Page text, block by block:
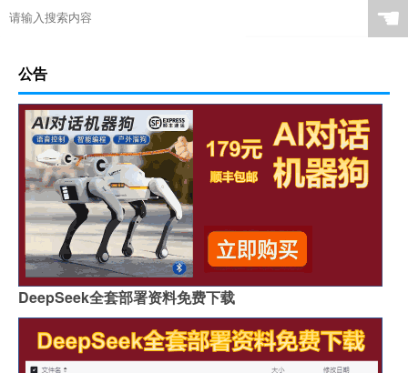
☚
公告
DeepSeek全套部署资料免费下载